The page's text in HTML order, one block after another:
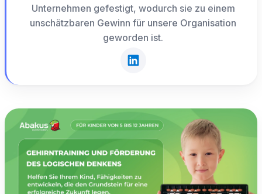
Unternehmen gefestigt, wodurch sie zu einem
unschätzbaren Gewinn für unsere Organisation
geworden ist.